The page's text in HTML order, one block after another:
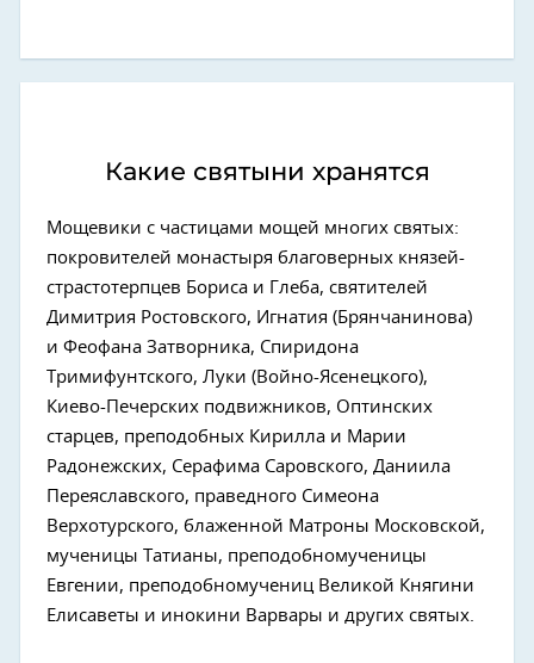
Какие святыни хранятся
Мощевики с частицами мощей многих святых:
покровителей монастыря благоверных князей-
страстотерпцев Бориса и Глеба, святителей
Димитрия Ростовского, Игнатия (Брянчанинова)
и Феофана Затворника, Спиридона
Тримифунтского, Луки (Войно-Ясенецкого),
Киево-Печерских подвижников, Оптинских
старцев, преподобных Кирилла и Марии
Радонежских, Серафима Саровского, Даниила
Переяславского, праведного Симеона
Верхотурского, блаженной Матроны Московской,
мученицы Татианы, преподобномученицы
Евгении, преподобномучениц Великой Княгини
Елисаветы и инокини Варвары и других святых.